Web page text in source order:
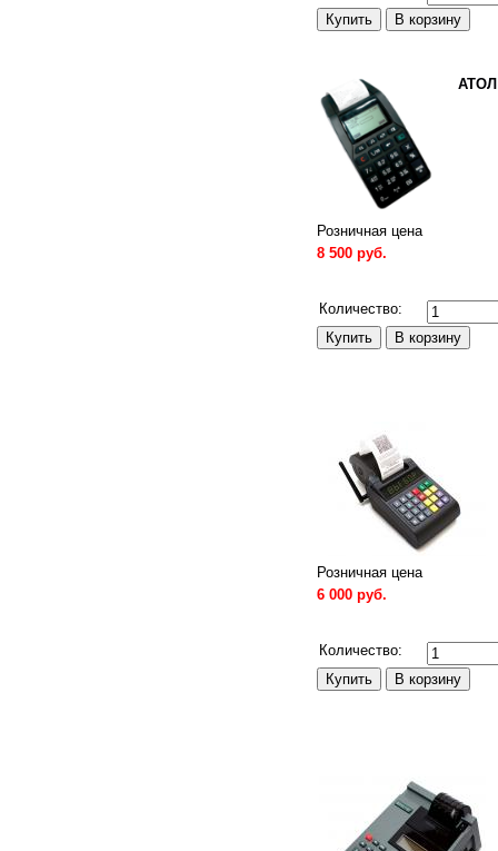
Розничная цена
8 500 руб.
Количество:
Розничная цена
6 000 руб.
Количество: